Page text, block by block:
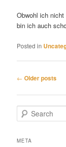
Obwohl ich
bin ich auch
Posted in
Post
← Older posts
e
rMETA